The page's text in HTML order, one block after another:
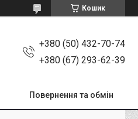
Кошик
+380 (50) 432-70-74
+380 (67) 293-62-39
Повернення та обмін